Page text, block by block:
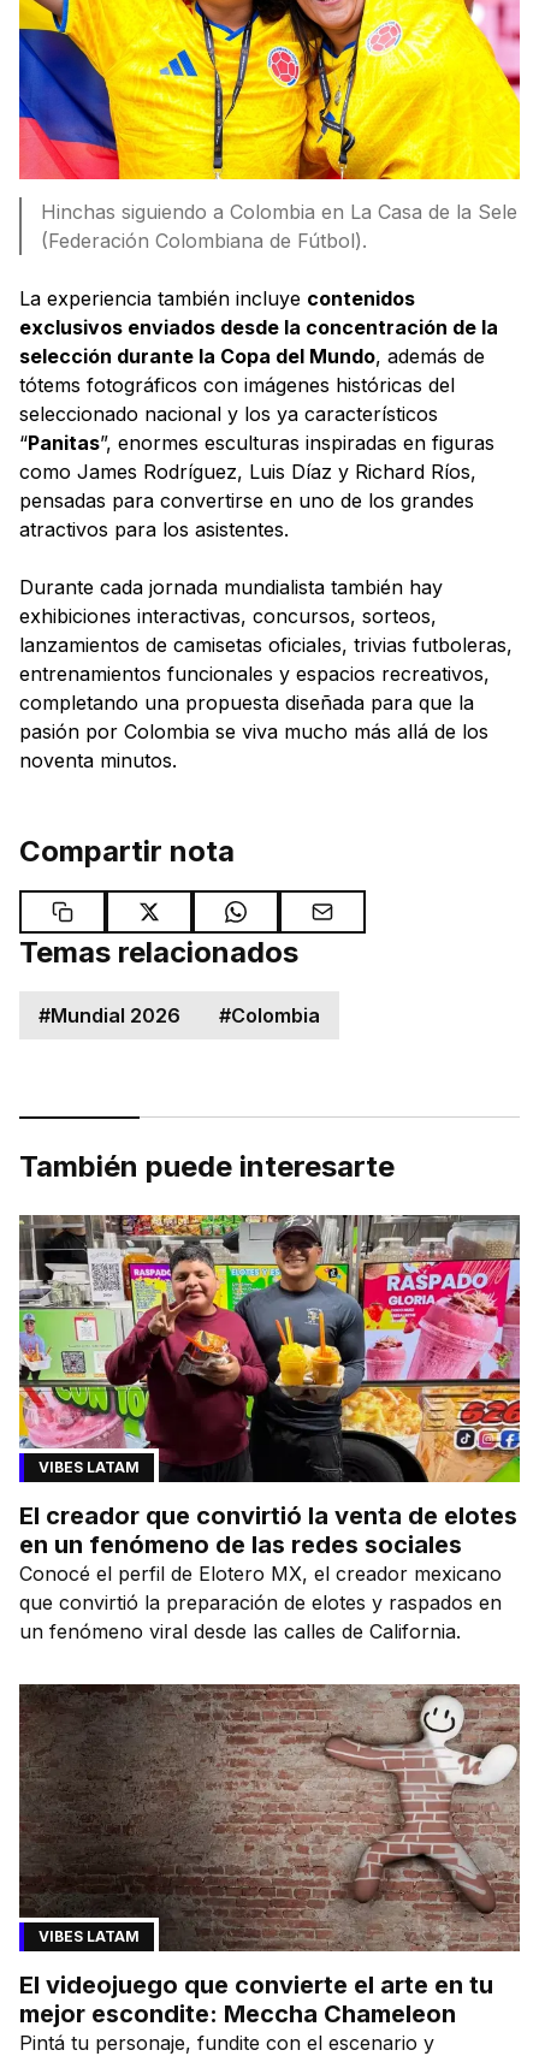
Hinchas siguiendo a Colombia en La Casa de la Sele
(Federación Colombiana de Fútbol).
La experiencia también incluye contenidos
exclusivos enviados desde la concentración de la
selección durante la Copa del Mundo, además de
tótems fotográficos con imágenes históricas del
seleccionado nacional y los ya característicos
“Panitas”, enormes esculturas inspiradas en figuras
como James Rodríguez, Luis Díaz y Richard Ríos,
pensadas para convertirse en uno de los grandes
atractivos para los asistentes.
Durante cada jornada mundialista también hay
exhibiciones interactivas, concursos, sorteos,
lanzamientos de camisetas oficiales, trivias futboleras,
entrenamientos funcionales y espacios recreativos,
completando una propuesta diseñada para que la
pasión por Colombia se viva mucho más allá de los
noventa minutos.
Compartir nota
Temas relacionados
#Mundial 2026 #Colombia
También puede interesarte
VIBES LATAM
El creador que convirtió la venta de elotes
en un fenómeno de las redes sociales
Conocé el perfil de Elotero MX, el creador mexicano
que convirtió la preparación de elotes y raspados en
un fenómeno viral desde las calles de California.
VIBES LATAM
El videojuego que convierte el arte en tu
mejor escondite: Meccha Chameleon
Pintá tu personaje, fundite con el escenario y